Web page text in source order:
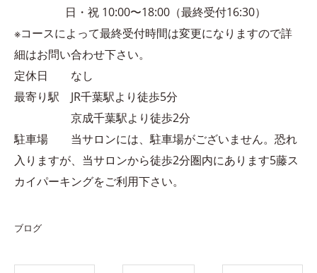
日・祝 10:00〜18:00（最終受付16:30）
※コースによって最終受付時間は変更になりますので詳
細はお問い合わせ下さい。
定休日 なし
最寄り駅 JR千葉駅より徒歩5分
京成千葉駅より徒歩2分
駐車場 当サロンには、駐車場がございません。恐れ
入りますが、当サロンから徒歩2分圏内にあります5藤ス
カイパーキングをご利用下さい。
ブログ